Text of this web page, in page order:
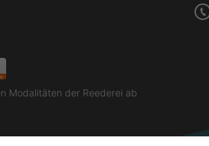
Modalitäten der Reederei ab